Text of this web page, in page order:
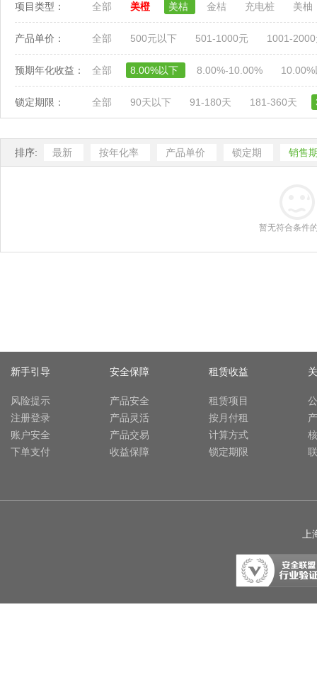
项目类型： 全部 美橙 美桔 金桔 充电桩 美柚
产品单价： 全部 500元以下 501-1000元 1001-
预期年化收益： 全部 8.00%以下 8.00%-10.00%
锁定期限： 全部 90天以下 91-180天 181-360天
排序: 最新 按年化率 产品单价 锁定期 销售
暂无符合条件
新手引导
风险提示
注册登录
账户安全
下单支付
安全保障
产品安全
产品灵活
产品交易
收益保障
租赁收益
租赁项目
按月付租
计算方式
锁定期限